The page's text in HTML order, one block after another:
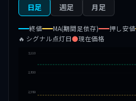
日足 週足 月足
終値 MA(期間足依存) 押し安値
🔥 シグナル点灯日●現在価格
3,110
2,850
2,589